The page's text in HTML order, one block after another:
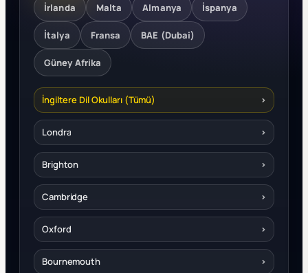
İrlanda Malta Almanya İspanya
İtalya Fransa BAE (Dubai)
Güney Afrika
İngiltere Dil Okulları (Tümü) ›
Londra ›
Brighton ›
Cambridge ›
Oxford ›
Bournemouth ›